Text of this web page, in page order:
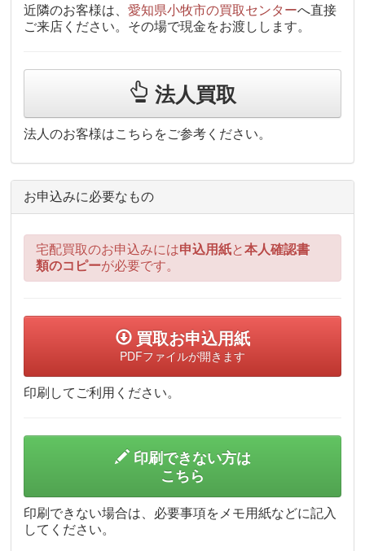
近隣のお客様は、愛知県小牧市の買取センターへ直接
ご来店ください。その場で現金をお渡しします。
法人買取
法人のお客様はこちらをご参考ください。
お申込みに必要なもの
宅配買取のお申込みには申込用紙と本人確認書
類のコピーが必要です。
買取お申込用紙
PDFファイルが開きます
印刷してご利用ください。
印刷できない方は
こちら
印刷できない場合は、必要事項をメモ用紙などに記入
してください。